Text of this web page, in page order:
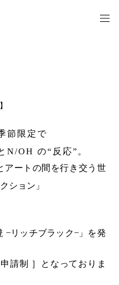
節限定で
N/OH の“反応”。
アートの間を行き交う世
ション」
−リッチブラック−」を発
申請制 ］となっておりま